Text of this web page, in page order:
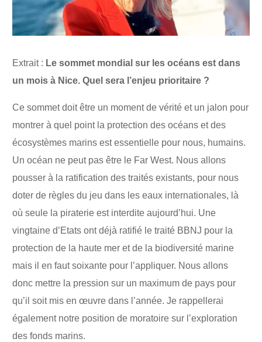
Extrait : Le sommet mondial sur les océans est dans
un mois à Nice. Quel sera l’enjeu prioritaire ?
Ce sommet doit être un moment de vérité et un jalon pour
montrer à quel point la protection des océans et des
écosystèmes marins est essentielle pour nous, humains.
Un océan ne peut pas être le Far West. Nous allons
pousser à la ratification des traités existants, pour nous
doter de règles du jeu dans les eaux internationales, là
où seule la piraterie est interdite aujourd’hui. Une
vingtaine d’Etats ont déjà ratifié le traité BBNJ pour la
protection de la haute mer et de la biodiversité marine
mais il en faut soixante pour l’appliquer. Nous allons
donc mettre la pression sur un maximum de pays pour
qu’il soit mis en œuvre dans l’année. Je rappellerai
également notre position de moratoire sur l’exploration
des fonds marins.